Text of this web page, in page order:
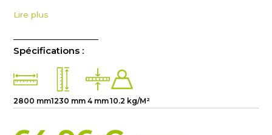
Lire plus
Spécifications :
2800 mm1230 mm 4 mm10.2 kg/M²